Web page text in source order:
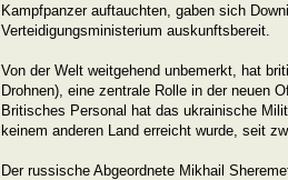
Kampfpanzer auftauchten, gaben sich
Verteidigungsministerium auskunftsbereit.
Von der Welt weitgehend unbemerkt, hat
Drohnen), eine zentrale Rolle in der neuen
Britisches Personal hat das ukrainische
keinem anderen Land erreicht wurde, seit
Der russische Abgeordnete Mikhail